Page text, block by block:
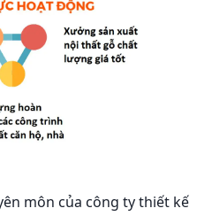
môn của công ty thiết kế